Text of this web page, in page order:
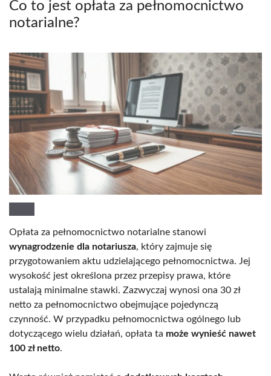
Co to jest opłata za pełnomocnictwo
notarialne?
Opłata za pełnomocnictwo notarialne stanowi
wynagrodzenie dla notariusza, który zajmuje się
przygotowaniem aktu udzielającego pełnomocnictwa. Jej
wysokość jest określona przez przepisy prawa, które
ustalają minimalne stawki. Zazwyczaj wynosi ona 30 zł
netto za pełnomocnictwo obejmujące pojedynczą
czynność. W przypadku pełnomocnictwa ogólnego lub
dotyczącego wielu działań, opłata ta może wynieść nawet
100 zł netto.